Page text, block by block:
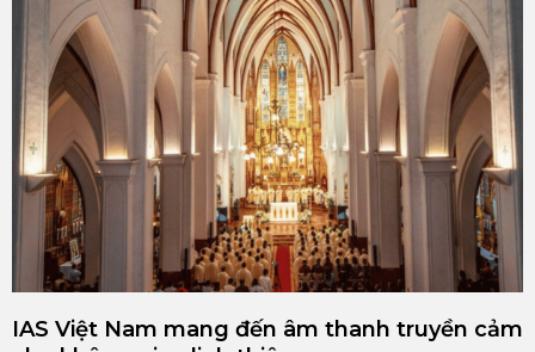
IAS Việt Nam mang đến âm thanh truyền cảm